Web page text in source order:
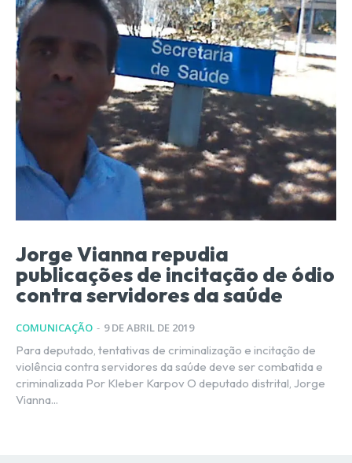
Jorge Vianna repudia
publicações de incitação de ódio
contra servidores da saúde
COMUNICAÇÃO - 9 DE ABRIL DE 2019
Para deputado, tentativas de criminalização e incitação de
violência contra servidores da saúde deve ser combatida e
criminalizada Por Kleber Karpov O deputado distrital, Jorge
Vianna...